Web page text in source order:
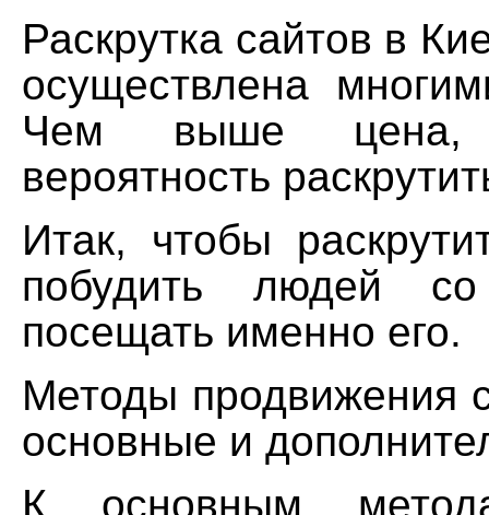
Раскрутка сайтов в
осуществлена
Чем выше
вероятность
Итак, чтобы
побудить людей
посещать именно его.
Методы продвижения
основные и
К основным